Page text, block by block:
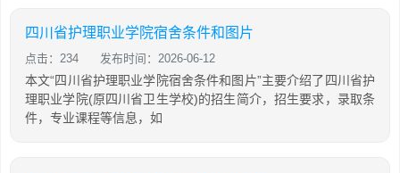
四川省护理职业学院宿舍条件和图片
点击：234 发布时间：2026-06-12
本文“四川省护理职业学院宿舍条件和图片”主要介绍了四川省护
理职业学院(原四川省卫生学校)的招生简介，招生要求，录取条
件，专业课程等信息，如